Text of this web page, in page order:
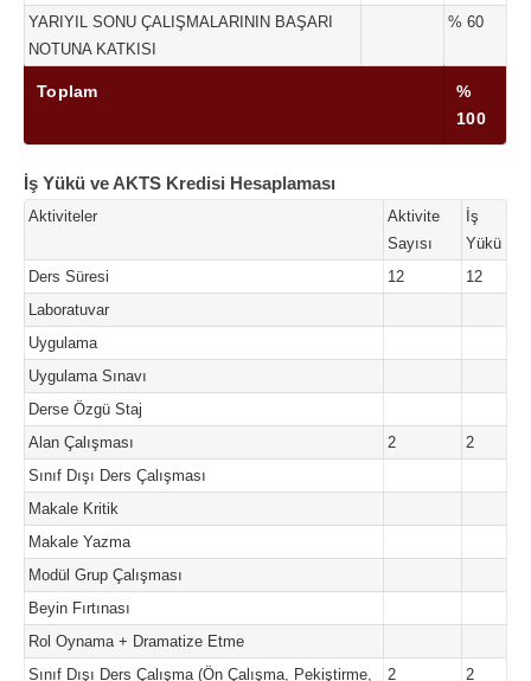
YARIYIL SONU ÇALIŞMALARININ BAŞARI
NOTUNA KATKISI
% 60
Toplam
%
100
İş Yükü ve AKTS Kredisi Hesaplaması
Aktiviteler
Aktivite
Sayısı
İş
Yükü
Ders Süresi
12
12
Laboratuvar
Uygulama
Uygulama Sınavı
Derse Özgü Staj
Alan Çalışması
2
2
Sınıf Dışı Ders Çalışması
Makale Kritik
Makale Yazma
Modül Grup Çalışması
Beyin Fırtınası
Rol Oynama + Dramatize Etme
Sınıf Dışı Ders Çalışma (Ön Çalışma, Pekiştirme,
2 2